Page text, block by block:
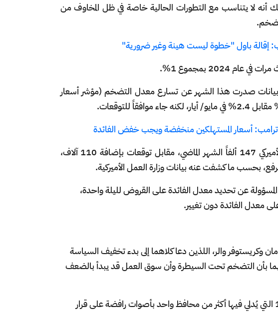
أنه لا يتناسب مع التطورات الحالية خاصة في ظل المخاوف من
إقالة باول "خطوة ليست هينة وغير ضرورية"
بمجموع 1%.
بيانات صدرت هذا الشهر عن تسارع معدل التضخم (مؤشر أسعار
ترامب: أسعار المستهلكين منخفضة ويجب خفض الفائدة
وسجل عدد الوظائف التي أضافها الاقتصاد الأميركي 147 ألفاً الشهر الماضي، مقابل توقعات بإضافة 110 آلاف،
عن تحديد معدل الفائدة على القروض لليلة واحدة،
وكريستوفر والر، اللذين دعا كلاهما إلى بدء تخفيف السياسة
منهما بأن التضخم تحت السيطرة وأن سوق العمل قد يبدأ بالضعف
وكانت هذه هي المرة الأولى منذ أواخر عام 1993 التي يُدلي فيها أكثر من محافظ واحد بأصوات رافضة على قرار